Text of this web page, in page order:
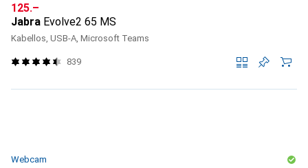
CHF
125.–
Jabra Evolve2 65 MS
Kabellos, USB-A, Microsoft Teams
839
Webcam